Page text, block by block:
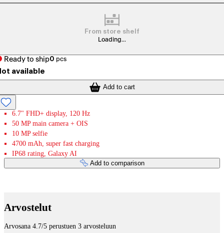
From store shelf
Loading...
Ready to ship0 pcs
available
Add to cart
6.7" FHD+ display, 120 Hz
50 MP main camera + OIS
10 MP selfie
4700 mAh, super fast charging
IP68 rating, Galaxy AI
Add to comparison
Arvostelut
Arvosana 4.7/5 perustuen 3 arvosteluun